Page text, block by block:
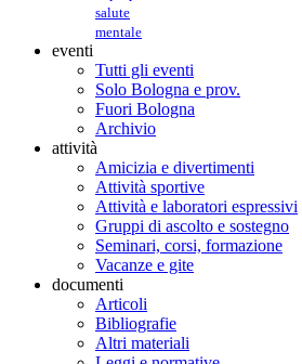
salute
mentale
eventi
Tutti gli eventi
Solo Bologna e prov.
Fuori Bologna
Archivio
attività
Amicizia e divertimenti
Attività sportive
Attività e laboratori espressivi
Gruppi di ascolto e sostegno
Seminari, corsi, formazione
Vacanze e gite
documenti
Articoli
Bibliografie
Altri materiali